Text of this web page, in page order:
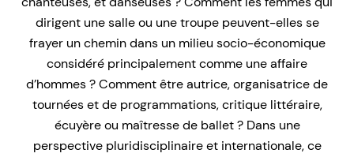
dirigent une salle ou une troupe peuvent-elles se
frayer un chemin dans un milieu socio-économique
considéré principalement comme une affaire
d’hommes ? Comment être autrice, organisatrice de
tournées et de programmations, critique littéraire,
écuyère ou maîtresse de ballet ? Dans une
perspective pluridisciplinaire et internationale, ce